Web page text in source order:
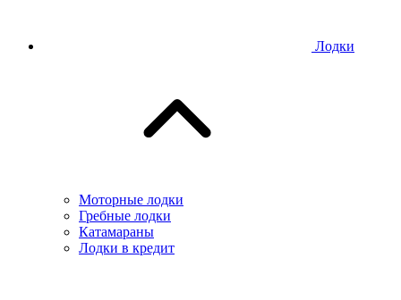
Лодки
Моторные лодки
Гребные лодки
Катамараны
Лодки в кредит